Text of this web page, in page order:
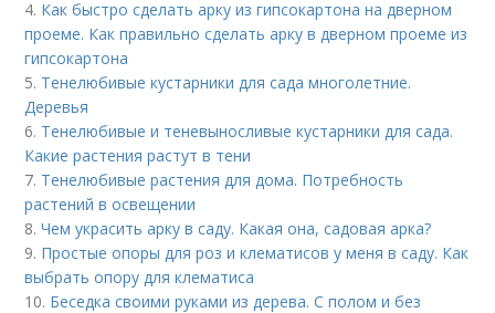
4. Как быстро сделать арку из гипсокартона на дверном
проеме. Как правильно сделать арку в дверном проеме из
гипсокартона
5. Тенелюбивые кустарники для сада многолетние.
Деревья
6. Тенелюбивые и теневыносливые кустарники для сада.
Какие растения растут в тени
7. Тенелюбивые растения для дома. Потребность
растений в освещении
8.Чем украсить арку в саду. Какая она, садовая арка?
9. Простые опоры для роз и клематисов у меня в саду. Как
выбрать опору для клематиса
10. Беседка своими руками из дерева. С полом и без